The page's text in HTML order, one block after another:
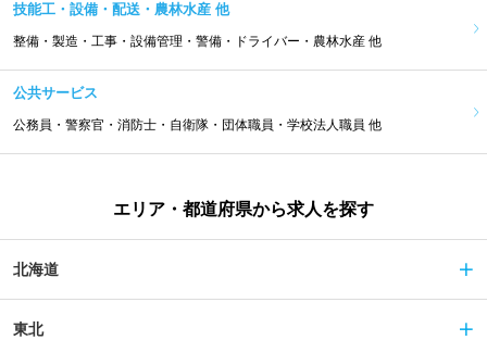
技能工・設備・配送・農林水産 他
整備・製造・工事・設備管理・警備・ドライバー・農林水産 他
公共サービス
公務員・警察官・消防士・自衛隊・団体職員・学校法人職員 他
エリア・都道府県から求人を探す
北海道
東北